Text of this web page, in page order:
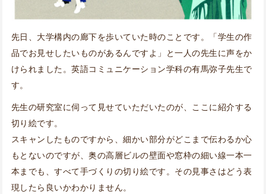
先日、大学構内の廊下を歩いていた時のことです。「学生の作
品でお見せしたいものがあるんですよ」と一人の先生に声をか
けられました。英語コミュニケーション学科の有馬弥子先生で
す。
先生の研究室に伺って見せていただいたのが、ここに紹介する
切り絵です。
スキャンしたものですから、細かい部分がどこまで伝わるか心
もとないのですが、奥の高層ビルの壁面や窓枠の細い線一本一
本までも、すべて手づくりの切り絵です。その見事さはどう表
現したら良いかわかりません。